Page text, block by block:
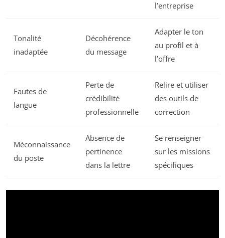
l’entreprise
Tonalité
inadaptée
Décohérence
du message
Adapter le ton
au profil et à
l’offre
Fautes de
langue
Perte de
crédibilité
professionnelle
Relire et utiliser
des outils de
correction
Méconnaissance
du poste
Absence de
pertinence
dans la lettre
Se renseigner
sur les missions
spécifiques